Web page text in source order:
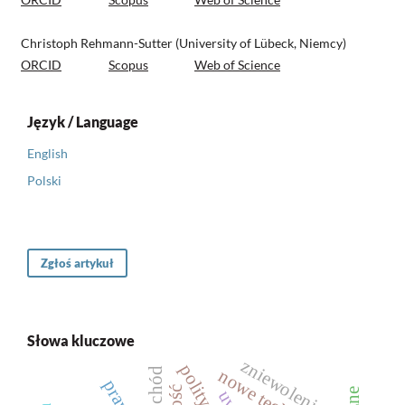
Christoph Rehmann-Sutter (University of Lübeck, Niemcy)
ORCID
Scopus Web of Science
Język / Language
English
Polski
Zgłoś artykuł
Słowa kluczowe
zniewolenie